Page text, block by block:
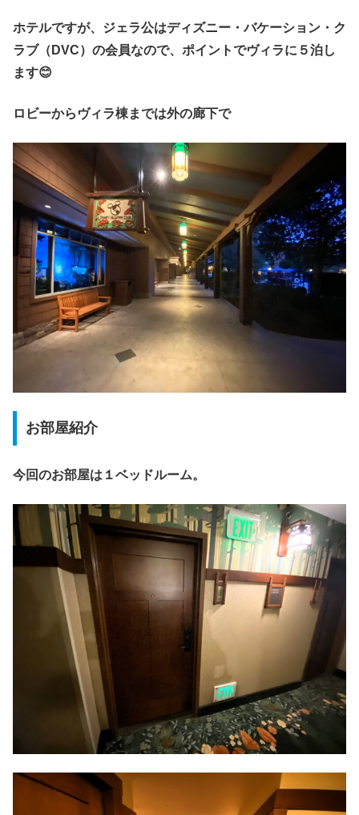
ホテルですが、ジェラ公はディズニー・バケーション・ク
ラブ（DVC）の会員なので、ポイントでヴィラに５泊し
ます😊
ロビーからヴィラ棟までは外の廊下で
お部屋紹介
今回のお部屋は１ベッドルーム。